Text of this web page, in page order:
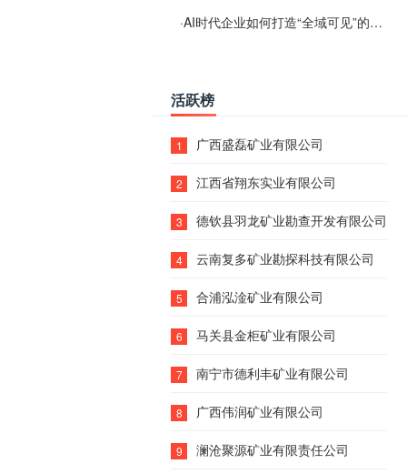
·AI时代企业如何打造“全域可见”的数字资产？梓彤超越给出新解法
活跃榜
1 广西盛磊矿业有限公司
2 江西省翔东实业有限公司
3 德钦县羽龙矿业勘查开发有限公司
4 云南复多矿业勘探科技有限公司
5 合浦泓淦矿业有限公司
6 马关县金柜矿业有限公司
7 南宁市德利丰矿业有限公司
8 广西伟润矿业有限公司
9 澜沧聚源矿业有限责任公司